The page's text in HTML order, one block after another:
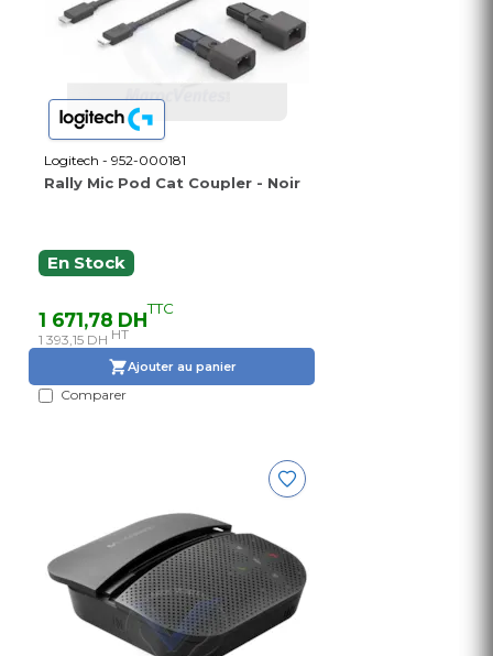
Logitech - 952-000181
Rally Mic Pod Cat Coupler - Noir
En Stock
1 671,78 DHTTC
1 393,15 DH HT
Ajouter au panier
Comparer